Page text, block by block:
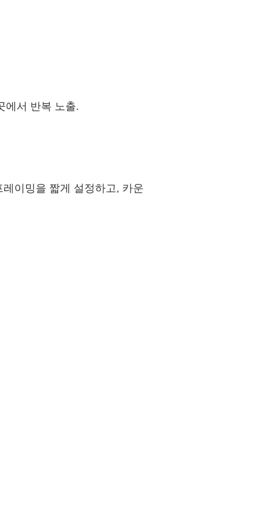
에서 반복 노출.
이밍을 짧게 설정하고, 카운